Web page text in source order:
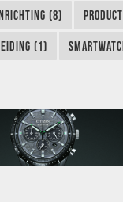
(8)
(1)